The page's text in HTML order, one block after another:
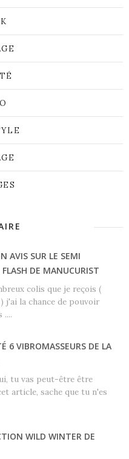
AVIS SUR LE SEMI
DE MANUCURIST
colis que je reçois (
j'ai la chance de pouvoir
6 VIBROMASSEURS DE LA
tu vas peut-être être
article, sache que tu n'es
WILD WINTER DE